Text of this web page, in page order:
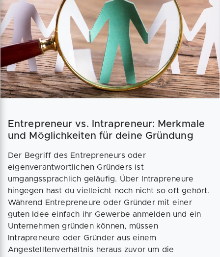
Entrepreneur vs. Intrapreneur: Merkmale
und Möglichkeiten für deine Gründung
Der Begriff des Entrepreneurs oder
eigenverantwortlichen Gründers ist
umgangssprachlich geläufig. Über Intrapreneure
hingegen hast du vielleicht noch nicht so oft gehört.
Während Entrepreneure oder Gründer mit einer
guten Idee einfach ihr Gewerbe anmelden und ein
Unternehmen gründen können, müssen
Intrapreneure oder Gründer aus einem
Angestelltenverhältnis heraus zuvor um die